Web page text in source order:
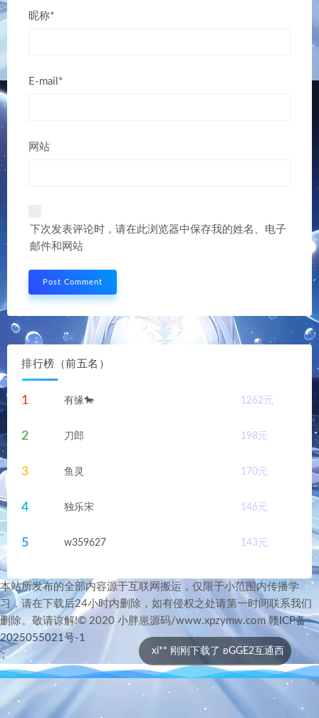
昵称*
E-mail*
网站
下次发表评论时，请在此浏览器中保存我的姓名、电子
邮件和网站
排行榜（前五名）
1 有缘🐎 1262元
2 刀郎 198元
3 鱼灵 170元
4 独乐宋 146元
5 w359627 143元
本站所发布的全部内容源于互联网搬运，仅限于小范围内传播学
习，请在下载后24小时内删除，如有侵权之处请第一时间联系我们
删除。敬请谅解!© 2020 小胖崽源码/www.xpzymw.com 赣ICP备
2025055021号-1
';
xi** 刚刚下载了 ʚGGE2互通西